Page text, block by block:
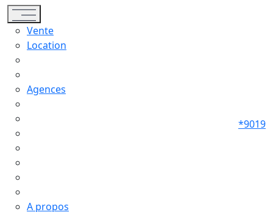
Toggle navigation
Vente
Location
Agences
A propos
*9019